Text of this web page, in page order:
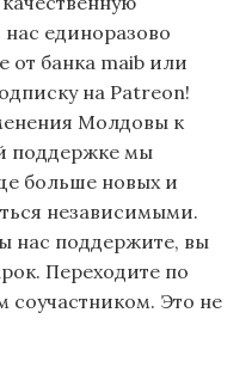
единоразово
от банка maib или
на Patreon!
Молдовы к
поддержке мы
больше новых и
независимыми.
нас поддержите, вы
Переходите по
соучастником. Это не